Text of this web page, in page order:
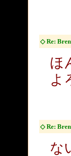
◇ Re:
ほ
よ
◇ Re:
な